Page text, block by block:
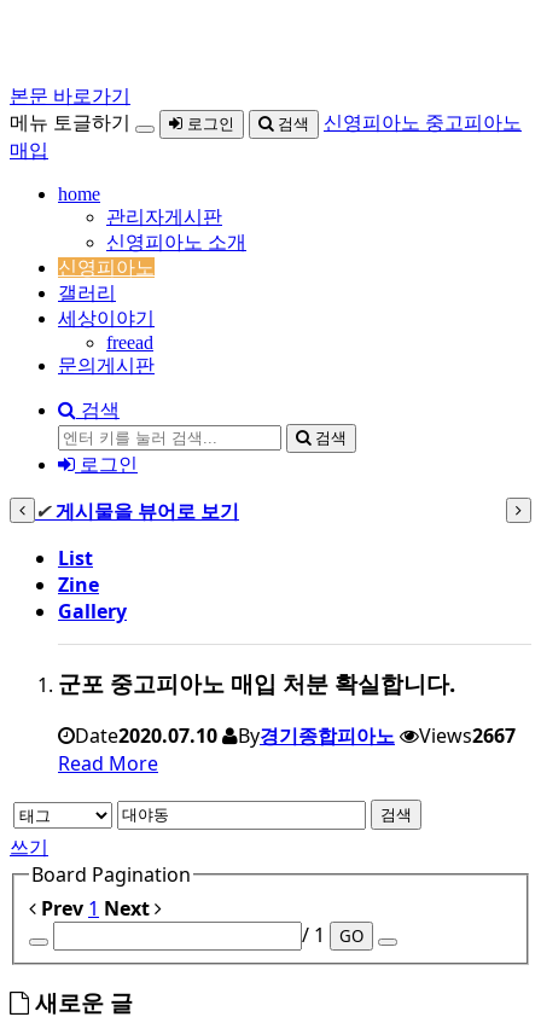
본문 바로가기
메뉴 토글하기
로그인 검색
신영피아노 중고피아노
매입
home
관리자게시판
신영피아노 소개
신영피아노
갤러리
세상이야기
freead
문의게시판
검색
검색
로그인
✔게시물을 뷰어로 보기
List
Zine
Gallery
군포 중고피아노 매입 처분 확실합니다.
Date2020.07.10 By경기종합피아노 Views2667
Read More
검색
쓰기
Board Pagination
Prev 1 Next
/ 1
GO
새로운 글